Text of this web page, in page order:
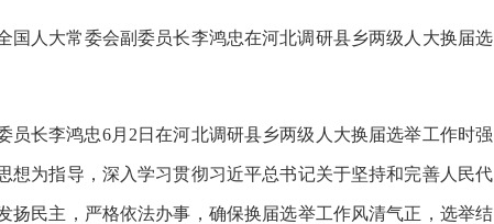
国人大常委会副委员长李鸿忠在河北调研县乡两级人大换届选
员长李鸿忠6月2日在河北调研县乡两级人大换届选举工作时强
想为指导，深入学习贯彻习近平总书记关于坚持和完善人民代
扬民主，严格依法办事，确保换届选举工作风清气正，选举结